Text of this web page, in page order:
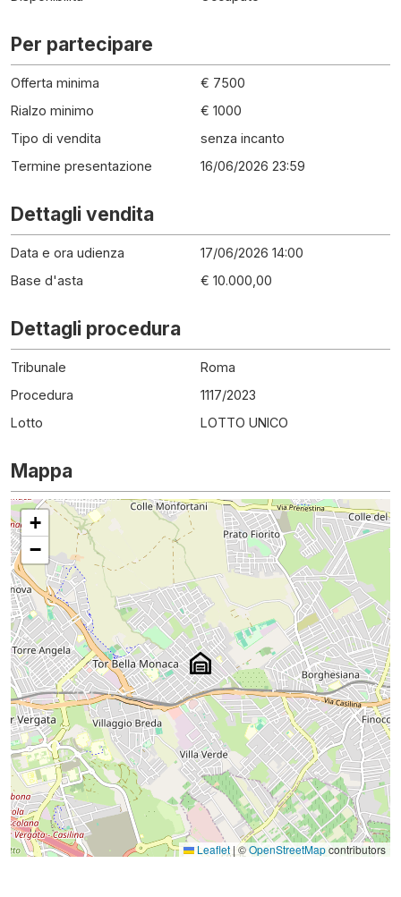
Per partecipare
Offerta minima
€ 7500
Rialzo minimo
€ 1000
Tipo di vendita
senza incanto
Termine presentazione
16/06/2026 23:59
Dettagli vendita
Data e ora udienza
17/06/2026 14:00
Base d'asta
€ 10.000,00
Dettagli procedura
Tribunale
Roma
Procedura
1117/2023
Lotto
LOTTO UNICO
Mappa
+
−
Leaflet |©OpenStreetMapcontributors